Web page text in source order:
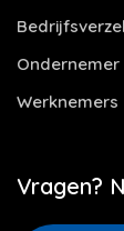
Ondernemer
Werknemers
Vragen?